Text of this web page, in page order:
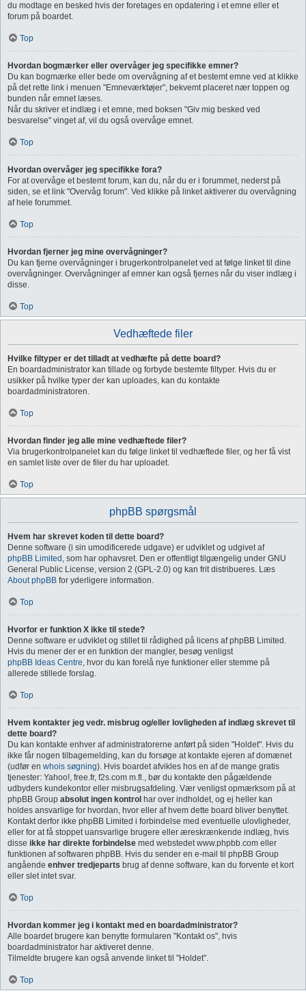
du modtage en besked hvis der foretages en opdatering i et emne eller et
forum på boardet.
Top
Hvordan bogmærker eller overvåger jeg specifikke emner?
Du kan bogmærke eller bede om overvågning af et bestemt emne ved at klikke
på det rette link i menuen "Emneværktøjer", bekvemt placeret nær toppen og
bunden når emnet læses.
Når du skriver et indlæg i et emne, med boksen "Giv mig besked ved
besvarelse" vinget af, vil du også overvåge emnet.
Top
Hvordan overvåger jeg specifikke fora?
For at overvåge et bestemt forum, kan du, når du er i forummet, nederst på
siden, se et link "Overvåg forum". Ved klikke på linket aktiverer du overvågning
af hele forummet.
Top
Hvordan fjerner jeg mine overvågninger?
Du kan fjerne overvågninger i brugerkontrolpanelet ved at følge linket til dine
overvågninger. Overvågninger af emner kan også fjernes når du viser indlæg i
disse.
Top
Vedhæftede filer
Hvilke filtyper er det tilladt at vedhæfte på dette board?
En boardadministrator kan tillade og forbyde bestemte filtyper. Hvis du er
usikker på hvilke typer der kan uploades, kan du kontakte
boardadministratoren.
Top
Hvordan finder jeg alle mine vedhæftede filer?
Via brugerkontrolpanelet kan du følge linket til vedhæftede filer, og her få vist
en samlet liste over de filer du har uploadet.
Top
phpBB spørgsmål
Hvem har skrevet koden til dette board?
Denne software (i sin umodificerede udgave) er udviklet og udgivet af
phpBB Limited , som har ophavsret. Den er offentligt tilgængelig under GNU
General Public License, version 2 (GPL-2.0) og kan frit distribueres. Læs
About phpBB for yderligere information.
Top
Hvorfor er funktion X ikke til stede?
Denne software er udviklet og stillet til rådighed på licens af phpBB Limited.
Hvis du mener der er en funktion der mangler, besøg venligst
phpBB Ideas Centre, hvor du kan forelå nye funktioner eller stemme på
allerede stillede forslag.
Top
Hvem kontakter jeg vedr. misbrug og/eller lovligheden af indlæg skrevet til
dette board?
Du kan kontakte enhver af administratorerne anført på siden "Holdet". Hvis du
ikke får nogen tilbagemelding, kan du forsøge at kontakte ejeren af domænet
(udfør en whois søgning). Hvis boardet afvikles hos en af de mange gratis
tjenester: Yahoo!, free.fr, f2s.com m.fl., bør du kontakte den pågældende
udbyders kundekontor eller misbrugsafdeling. Vær venligst opmærksom på at
phpBB Group absolut ingen kontrol har over indholdet, og ej heller kan
holdes ansvarlige for hvordan, hvor eller af hvem dette board bliver benyttet.
Kontakt derfor ikke phpBB Limited i forbindelse med eventuelle ulovligheder,
eller for at få stoppet uansvarlige brugere eller æreskrænkende indlæg, hvis
disse ikke har direkte forbindelse med webstedet www.phpbb.com eller
funktionen af softwaren phpBB. Hvis du sender en e-mail til phpBB Group
angående enhver tredjeparts brug af denne software, kan du forvente et kort
eller slet intet svar.
Top
Hvordan kommer jeg i kontakt med en boardadministrator?
Alle boardet brugere kan benytte formularen "Kontakt os", hvis
boardadministrator har aktiveret denne.
Tilmeldte brugere kan også anvende linket til "Holdet".
Top